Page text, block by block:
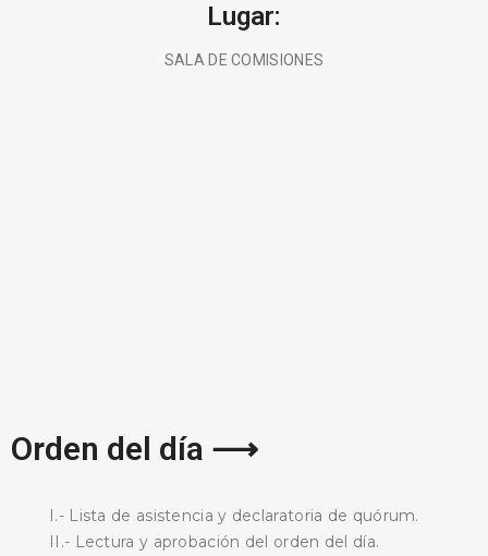
Lugar:
SALA DE COMISIONES
Orden del día ⟶
I.- Lista de asistencia y declaratoria de quórum.
II.- Lectura y aprobación del orden del día.